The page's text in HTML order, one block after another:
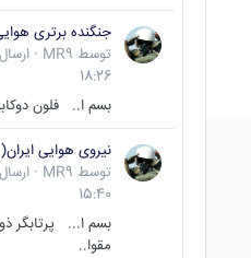
توسط MR9
·
18:26
بسم ا..
نیروی هوایی
توسط MR9
·
15:40
بسم ا... پرتابگر
مقوا..